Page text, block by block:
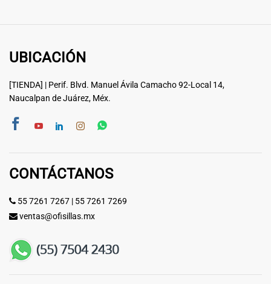
UBICACIÓN
[TIENDA] | Perif. Blvd. Manuel Ávila Camacho 92-Local 14,
Naucalpan de Juárez, Méx.
CONTÁCTANOS
55 7261 7267 | 55 7261 7269
ventas@ofisillas.mx